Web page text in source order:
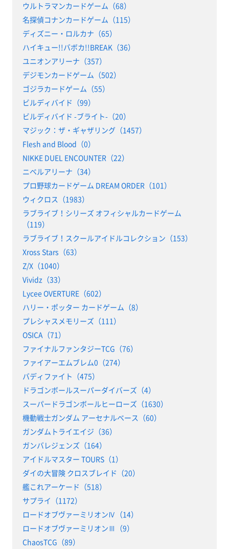
ウルトラマンカードゲーム（68）
名探偵コナンカードゲーム（115）
ディズニー・ロルカナ（65）
ハイキュー!!バボカ!!BREAK（36）
ユニオンアリーナ（357）
デジモンカードゲーム（502）
ゴジラカードゲーム（55）
ビルディバイド（99）
ビルディバイド -ブライト-（20）
マジック：ザ・ギャザリング（1457）
Flesh and Blood（0）
NIKKE DUEL ENCOUNTER（22）
ニベルアリーナ（34）
プロ野球カードゲーム DREAM ORDER（101）
ウィクロス（1983）
ラブライブ！シリーズ オフィシャルカードゲーム
（119）
ラブライブ！スクールアイドルコレクション（153）
Xross Stars（63）
Z/X（1040）
Vividz（33）
Lycee OVERTURE（602）
ハリー・ポッター カードゲーム（8）
プレシャスメモリーズ（111）
OSICA（71）
ファイナルファンタジーTCG（76）
ファイアーエムブレム0（274）
バディファイト（475）
ドラゴンボールスーパーダイバーズ（4）
スーパードラゴンボールヒーローズ（1630）
機動戦士ガンダム アーセナルベース（60）
ガンダムトライエイジ（36）
ガンバレジェンズ（164）
アイドルマスター TOURS（1）
ダイの大冒険 クロスブレイド（20）
艦これアーケード（518）
サプライ（1172）
ロードオブヴァーミリオンⅣ（14）
ロードオブヴァーミリオンⅢ（9）
ChaosTCG（89）